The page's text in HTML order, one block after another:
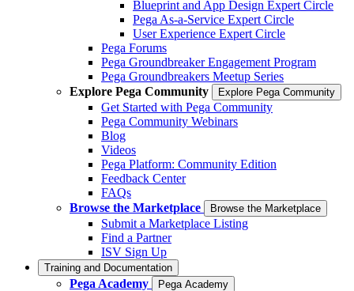
Blueprint and App Design Expert Circle
Pega As-a-Service Expert Circle
User Experience Expert Circle
Pega Forums
Pega Groundbreaker Engagement Program
Pega Groundbreakers Meetup Series
Explore Pega Community
Explore Pega Community
Get Started with Pega Community
Pega Community Webinars
Blog
Videos
Pega Platform: Community Edition
Feedback Center
FAQs
Browse the Marketplace
Browse the Marketplace
Submit a Marketplace Listing
Find a Partner
ISV Sign Up
Training and Documentation
Pega Academy Pega Academy